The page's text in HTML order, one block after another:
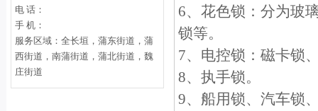
电 话：
手 机：
服务区域：全长垣，蒲东街道，蒲
西街道，南蒲街道，蒲北街道，魏
庄街道
6、花色锁：分为玻
锁等。
7、电控锁：磁卡锁
8、执手锁。
9、船用锁、汽车锁